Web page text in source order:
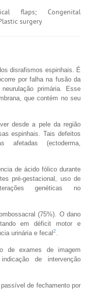
flaps; Congenital
surgery
disrafismos espinhais. É
por falha na fusão da
primária. Esse
que contém no seu
desde a pele da região
espinhais. Tais defeitos
afetadas (ectoderma,
de ácido fólico durante
pré-gestacional, uso de
genéticas no
(75%). O dano
em déficit motor e
urinária e fecal 2
de exames de imagem
de intervenção
de fechamento por